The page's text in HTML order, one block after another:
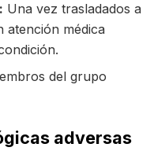
Una vez trasladados a
atención médica
del grupo
adversas